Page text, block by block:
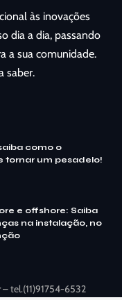
às inovações
dia a dia, passando
a sua comunidade.
saber.
como o
tornar um pesadelo!
e offshore: Saiba
na instalação, no
– tel.(11)91754-6532